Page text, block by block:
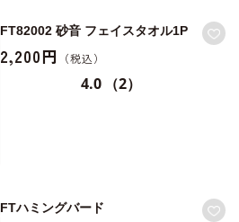
FT82002 砂音 フェイスタオル1P
2,200円
4.0 （2）
FTハミングバード